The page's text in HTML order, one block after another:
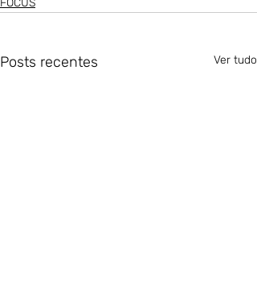
FOCUS
Posts recentes Ver tudo